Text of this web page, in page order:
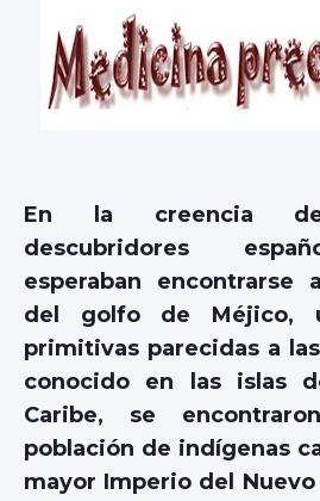
En la creencia
descubridores
esperaban encontrarse
del golfo de Méjico,
primitivas parecidas a
conocido en las islas
Caribe, se
población de indígenas
mayor Imperio del